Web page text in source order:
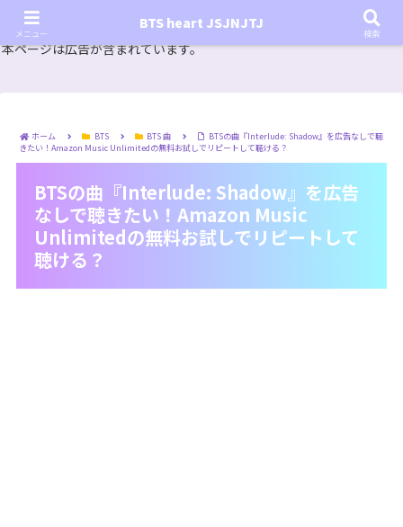
『In the SOOP BTS ver.』シーズン2放送決定！いつから始まる？インザスープの放送開始日・視聴
方法は？【In the SOOP BTS ver. Season 2】
本ページは広告が含まれています。
ホーム BTS BTS 曲
BTSの曲『Interlude: Shadow』を広告なしで聴
きたい！Amazon Music Unlimitedの無料お試しでリピートして聴ける？
BTSの曲『Interlude: Shadow』を広告
なしで聴きたい！Amazon Music
Unlimitedの無料お試しでリピートして
聴ける？
メニュー
BTS heart JSJNJTJ
検索